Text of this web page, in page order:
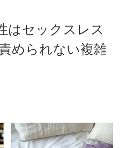
はセックスレス
められない複雑